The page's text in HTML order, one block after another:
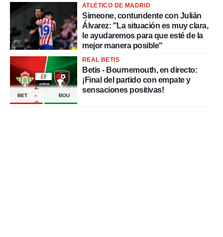
ATLÉTICO DE MADRID
Simeone, contundente con Julián
Álvarez: "La situación es muy clara,
le ayudaremos para que esté de la
mejor manera posible"
BET
2
-
2
BOU
REAL BETIS
Betis - Bournemouth, en directo:
¡Final del partido con empate y
sensaciones positivas!